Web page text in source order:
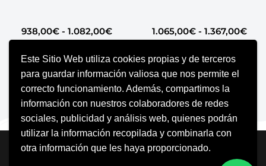
Este Sitio Web utiliza cookies propias y de terceros
para guardar información valiosa que nos permite el
correcto funcionamiento. Además, compartimos la
información con nuestros colaboradores de redes
sociales, publicidad y análisis web, quienes podrán
utilizar la información recopilada y combinarla con
otra información que les haya proporcionado.
938,00€ - 1.082,00€
SELECCIONAR OPCIONES
1.065,00€ - 1.367,00€
SELECCIONAR OPCIONES
Neve | Funciona gracias a WordPress